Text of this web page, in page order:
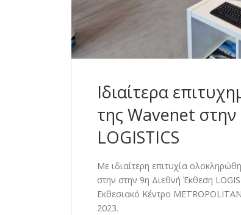
Ιδιαίτερα
της Wavenet
LOGISTICS
Με ιδιαίτερη επιτυχία
στην στην 9η Διεθνή Έκθεση
Εκθεσιακό Κέντρο
2023.